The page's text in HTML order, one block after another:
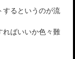
するというのが流
ればいいか色々難